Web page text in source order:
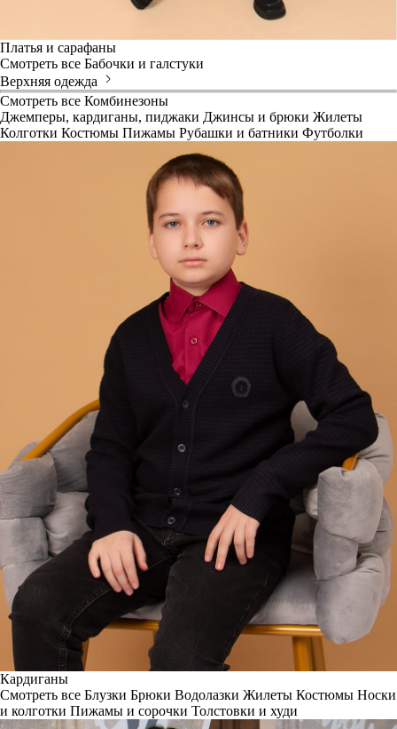
Платья и сарафаны
Смотреть все Бабочки и галстуки
Верхняя одежда
Смотреть все Комбинезоны
Джемперы, кардиганы, пиджаки Джинсы и брюки Жилеты
Колготки Костюмы Пижамы Рубашки и батники Футболки
Кардиганы
Смотреть все Блузки Брюки Водолазки Жилеты Костюмы Носки
и колготки Пижамы и сорочки Толстовки и худи